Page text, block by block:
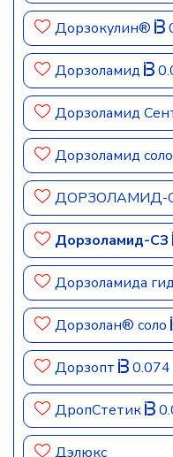
Дорзокулин®
Дорзоламид
Дорзоламид
Дорзоламид
ДОРЗОЛАМИД-
Дорзоламид-СЗ
Дорзоламида
Дорзолан® соло
Дорзопт 0.074
ДропСтетик
Дэлюкс